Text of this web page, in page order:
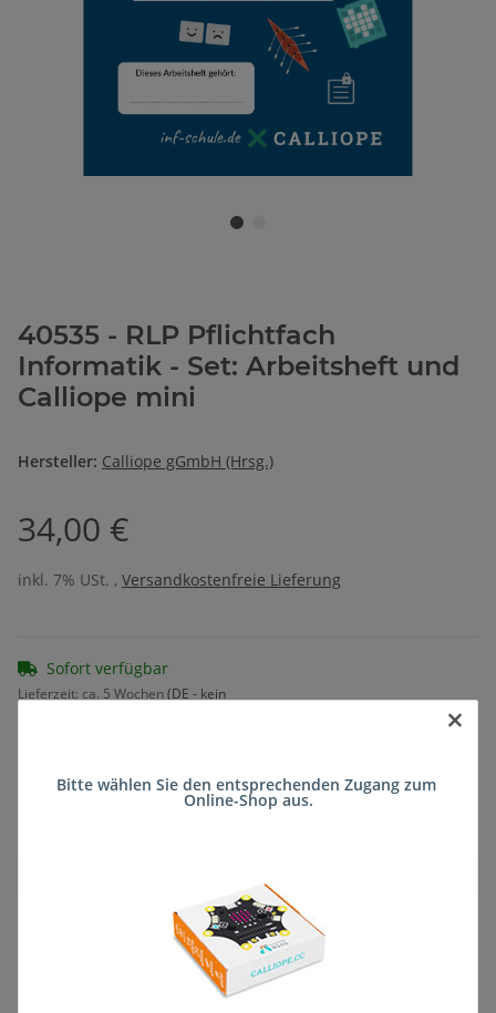
40535 - RLP Pflichtfach
Informatik - Set: Arbeitsheft und
Calliope mini
Hersteller: Calliope gGmbH (Hrsg.)
34,00 €
inkl. 7% USt. , Versandkostenfreie Lieferung
Sofort verfügbar
Lieferzeit: ca. 5 Wochen(DE - kein
Frage zum Artikel
×
Bitte wählen Sie den entsprechenden Zugang zum
Online-Shop aus.